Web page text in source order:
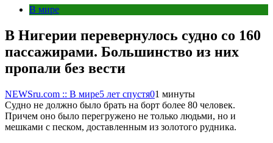
В мире
В Нигерии перевернулось судно со 160
пассажирами. Большинство из них
пропали без вести
NEWSru.com :: В мире5 лет спустя01 минуты
Судно не должно было брать на борт более 80 человек.
Причем оно было перегружено не только людьми, но и
мешками с песком, доставленным из золотого рудника.